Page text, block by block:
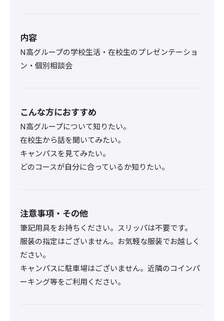
内容
N高グループの学校生活・在校生のプレゼンテーショ
ン・個別相談会
こんな方におすすめ
N高グループについて知りたい。
在校生から話を聞いてみたい。
キャンパスを見てみたい。
どのコースが自分に合っているか知りたい。
注意事項・その他
筆記用具をお持ちください。スリッパは不要です。
服装の指定はございません。お気軽な服装でお越しく
ださい。
キャンパスに駐車場はございません。近隣のコインパ
ーキング等をご利用ください。